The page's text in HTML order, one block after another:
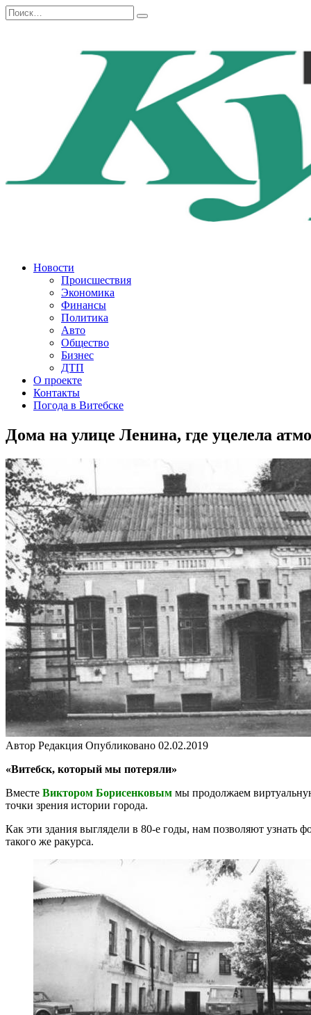
Перейти
к
Search
for:
Новости
Происшествия
Экономика
Финансы
Политика
Авто
Общество
Бизнес
ДТП
О проекте
Контакты
Погода в Витебске
Дома на улице Ленина, где уцелела
Автор Редакция Опубликовано 02.02.2019
«Витебск, который мы потеряли»
Вместе Виктором Борисенковым мы продолжаем
точки зрения истории города.
Как эти здания выглядели в 80-е годы, нам позволяют узнать
такого же ракурса.